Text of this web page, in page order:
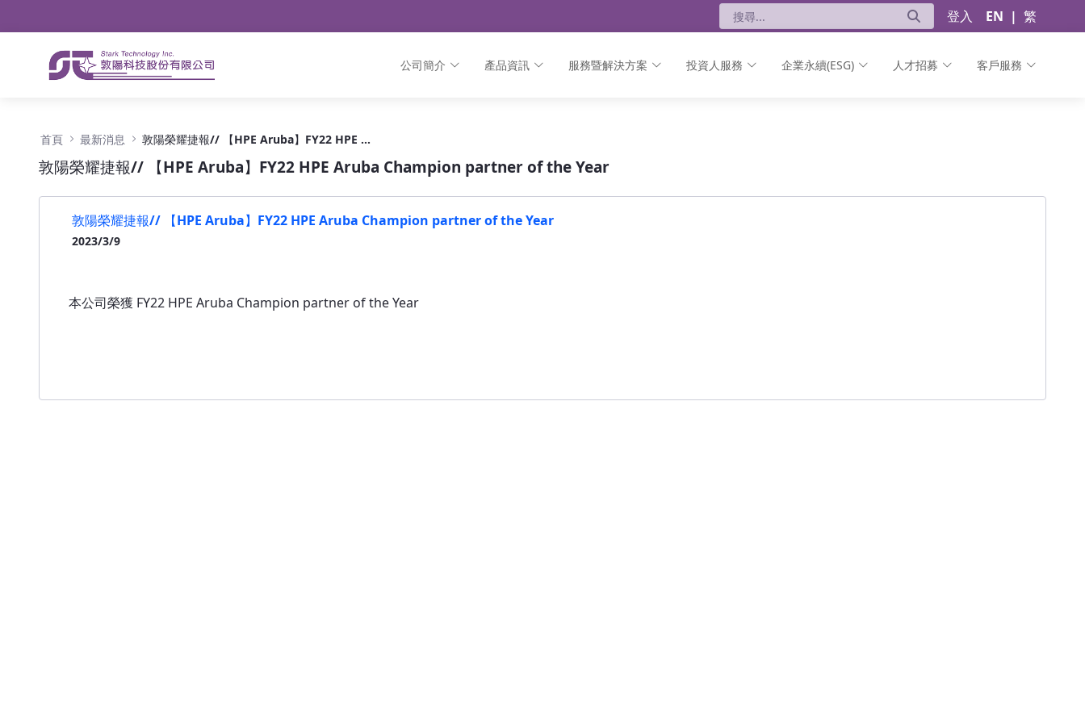
登入 EN | 繁
公司簡介 產品資訊 服務暨解決方案 投資人服務 企業永續(ESG) 人才招募 客戶服務
首頁 最新消息 敦陽榮耀捷報// 【HPE Aruba】FY22 HPE Aruba Champion partner of the Year
敦陽榮耀捷報// 【HPE Aruba】FY22 HPE Aruba Champion partner of the Year
敦陽榮耀捷報// 【HPE Aruba】FY22 HPE Aruba Champion partner of the Year
2023/3/9
本公司榮獲 FY22 HPE Aruba Champion partner of the Year